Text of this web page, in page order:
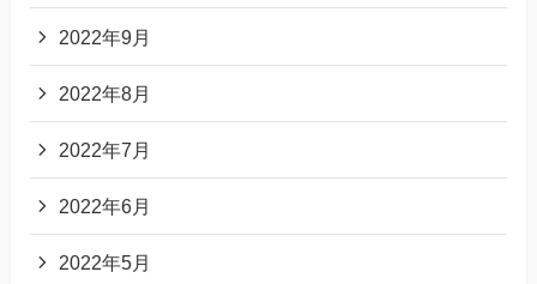
2022年9月
2022年8月
2022年7月
2022年6月
2022年5月